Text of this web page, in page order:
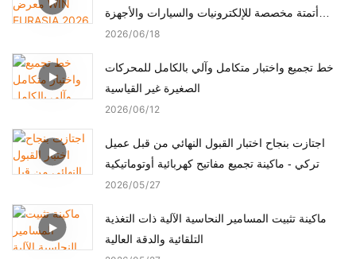
أتمتة مخصصة للإلكترونيات والسيارات والأجهزة
الطبية والمحركات
2026 06 18
خط تجميع واختبار متكامل وآلي بالكامل للمحركات
الصغيرة غير القياسية
2026 06 12
اجتازت بنجاح اختبار القبول النهائي من قبل عميل
تركي - ماكينة تجميع مفاتيح كهربائية أوتوماتيكية
2026 05 27
ماكينة تثبيت المسامير النحاسية الآلية ذات التغذية
التلقائية والدقة العالية